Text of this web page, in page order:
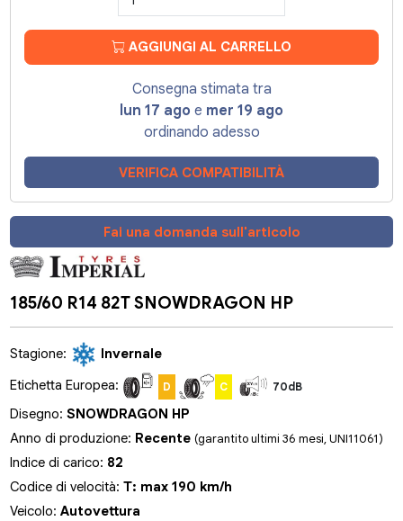
AGGIUNGI AL CARRELLO
Consegna stimata tra
lun 17 ago e mer 19 ago
ordinando adesso
VERIFICA COMPATIBILITÀ
Fai una domanda sull'articolo
185/60 R14 82T SNOWDRAGON HP
Stagione:
Invernale
Etichetta Europea:
D C 70dB
Disegno:SNOWDRAGON HP
Anno di produzione: Recente(garantito ultimi 36 mesi, UNI11061)
Indice di carico: 82
Codice di velocità:T: max 190 km/h
Veicolo:Autovettura